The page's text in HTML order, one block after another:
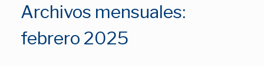
Archivos mensuales:
febrero 2025